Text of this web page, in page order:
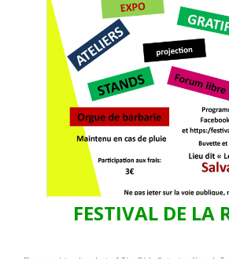
FESTIVAL DE LA